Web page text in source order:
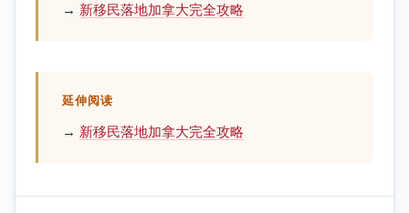
→ 新移民落地加拿大完全攻略
延伸阅读
→ 新移民落地加拿大完全攻略